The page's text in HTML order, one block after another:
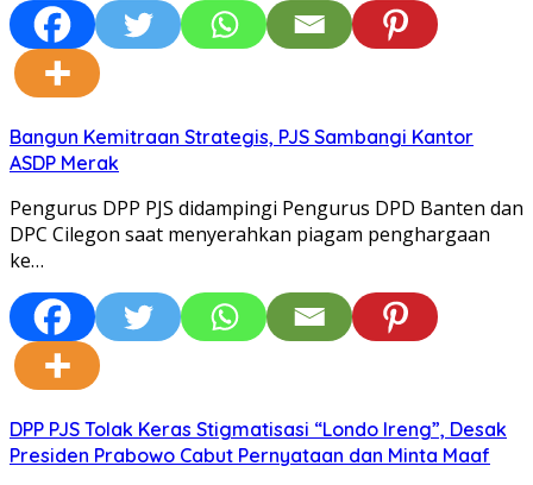
Bangun Kemitraan Strategis, PJS Sambangi Kantor
ASDP Merak
Pengurus DPP PJS didampingi Pengurus DPD Banten dan
DPC Cilegon saat menyerahkan piagam penghargaan
ke…
DPP PJS Tolak Keras Stigmatisasi “Londo Ireng”, Desak
Presiden Prabowo Cabut Pernyataan dan Minta Maaf